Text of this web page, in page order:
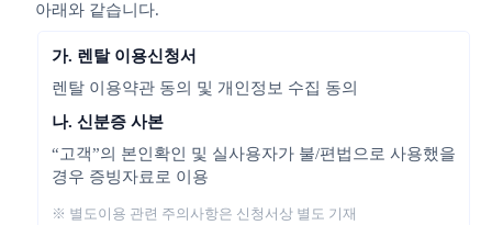
아래와 같습니다.
가. 렌탈 이용신청서
렌탈 이용약관 동의 및 개인정보 수집 동의
나. 신분증 사본
“고객”의 본인확인 및 실사용자가 불/편법으로 사용했을
경우 증빙자료로 이용
※ 별도이용 관련 주의사항은 신청서상 별도 기재